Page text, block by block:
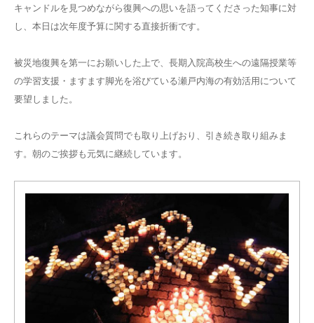
キャンドルを見つめながら復興への思いを語ってくださった知事に対
し、本日は次年度予算に関する直接折衝です。
被災地復興を第一にお願いした上で、長期入院高校生への遠隔授業等
の学習支援・ますます脚光を浴びている瀬戸内海の有効活用について
要望しました。
これらのテーマは議会質問でも取り上げおり、引き続き取り組みま
す。朝のご挨拶も元気に継続しています。